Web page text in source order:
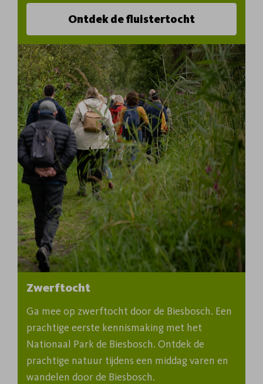
Ontdek de fluistertocht
Zwerftocht
Ga mee op zwerftocht door de Biesbosch. Een
prachtige eerste kennismaking met het
Nationaal Park de Biesbosch. Ontdek de
prachtige natuur tijdens een middag varen en
wandelen door de Biesbosch.